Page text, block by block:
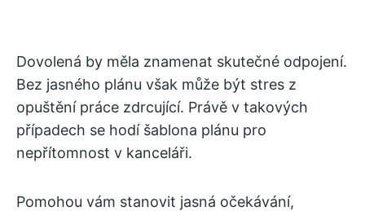
Dovolená by měla znamenat skutečné odpojení.
Bez jasného plánu však může být stres z
opuštění práce zdrcující. Právě v takových
případech se hodí šablona plánu pro
nepřítomnost v kanceláři.
Pomohou vám stanovit jasná očekávání,